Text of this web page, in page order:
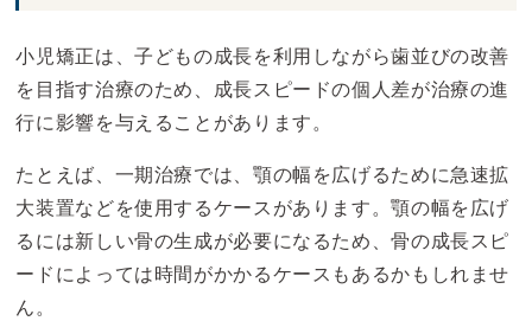
小児矯正は、子どもの成長を利用しながら歯並びの改善
を目指す治療のため、成長スピードの個人差が治療の進
行に影響を与えることがあります。
たとえば、一期治療では、顎の幅を広げるために急速拡
大装置などを使用するケースがあります。顎の幅を広げ
るには新しい骨の生成が必要になるため、骨の成長スピ
ードによっては時間がかかるケースもあるかもしれませ
ん。